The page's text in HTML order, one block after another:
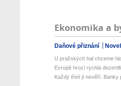
Ekonomika a
Daňové přiznání
U pražských hal chceme
Evropě hrozí rychlá
Každý třetí jí nevěří. Banky